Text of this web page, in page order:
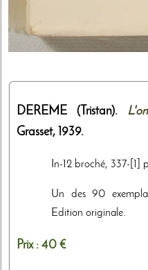
DEREME (Tristan).
Grasset, 1939.
In-12 broché, 337-[1]
Un des 90
Edition originale.
Prix : 40 €